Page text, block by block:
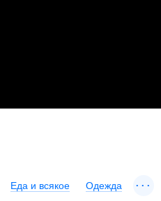
Еда и всякое Одежда ...